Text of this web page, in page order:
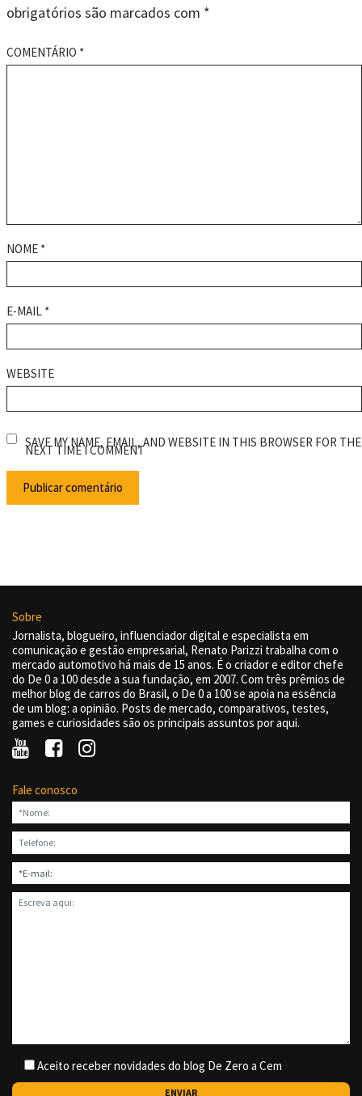
obrigatórios são marcados com *
COMENTÁRIO *
NOME *
E-MAIL *
WEBSITE
SAVE MY NAME, EMAIL, AND WEBSITE IN THIS BROWSER FOR THE
NEXT TIME I COMMENT
Sobre
Jornalista, blogueiro, influenciador digital e especialista em
comunicação e gestão empresarial, Renato Parizzi trabalha com o
mercado automotivo há mais de 15 anos. É o criador e editor chefe
do De 0 a 100 desde a sua fundação, em 2007. Com três prêmios de
melhor blog de carros do Brasil, o De 0 a 100 se apoia na essência
de um blog: a opinião. Posts de mercado, comparativos, testes,
games e curiosidades são os principais assuntos por aqui.
Fale conosco
Aceito receber novidades do blog De Zero a Cem